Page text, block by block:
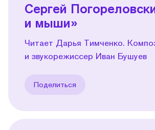
Сергей
и мыши»
Читает Дарья Тимченко.
и звукорежиссер Иван Бушуев
Поделиться